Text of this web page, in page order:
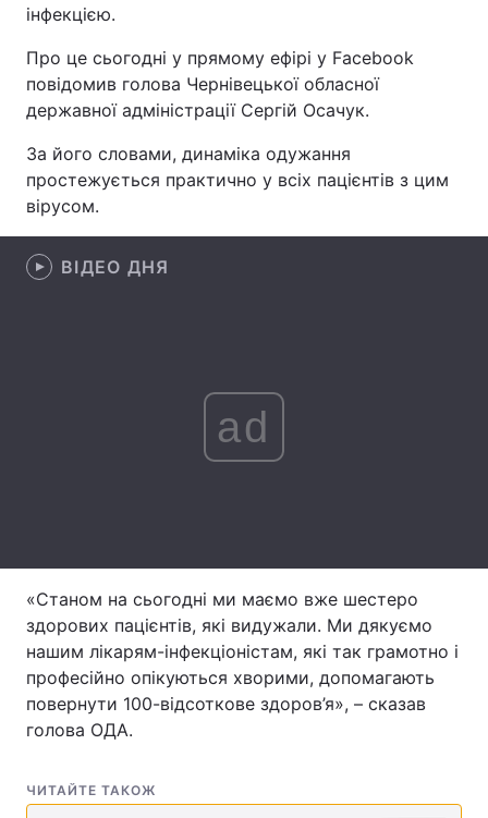
Економіка Світ
Техно і зв'язок Лайт
Здоров'я
Контакти
Послуги
інфекцією.
Про це сьогодні у прямому ефірі у Facebook
повідомив голова Чернівецької обласної
державної адміністрації Сергій Осачук.
За його словами, динаміка одужання
простежується практично у всіх пацієнтів з цим
вірусом.
ВІДЕО ДНЯ
ad
«Станом на сьогодні ми маємо вже шестеро
здорових пацієнтів, які видужали. Ми дякуємо
нашим лікарям-інфекціоністам, які так грамотно і
професійно опікуються хворими, допомагають
повернути 100-відсоткове здоров’я», – сказав
голова ОДА.
ЧИТАЙТЕ ТАКОЖ